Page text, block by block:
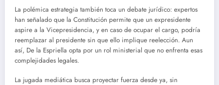
La polémica estrategia también toca un debate jurídico: expertos
han señalado que la Constitución permite que un expresidente
aspire a la Vicepresidencia, y en caso de ocupar el cargo, podría
reemplazar al presidente sin que ello implique reelección. Aun
así, De la Espriella opta por un rol ministerial que no enfrenta esas
complejidades legales.
La jugada mediática busca proyectar fuerza desde ya, sin